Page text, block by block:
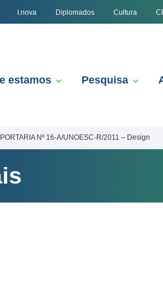
I.nova Diplomados Cultura
estamos Pesquisa
PORTARIA Nº 16-A/UNOESC-R/2011 – Design